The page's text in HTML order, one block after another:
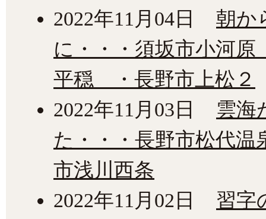
2022年11月04日
朝か
に・・・須坂市小河
平穏 ・長野市上松２
2022年11月03日
雲海
た・・・長野市松代
市浅川西条
2022年11月02日
習字